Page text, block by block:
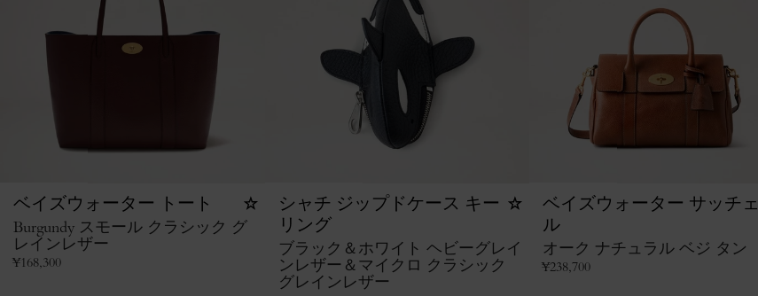
ベイズウォーター トート
Burgundy スモール クラシック グ
レインレザー
¥168,300
シャチ ジップドケース キー
リング
ブラック＆ホワイト ヘビーグレイ
ンレザー＆マイクロ クラシック
グレインレザー
ベイズウォーター サッチェ
ル
オーク ナチュラル ベジ タン
¥238,700